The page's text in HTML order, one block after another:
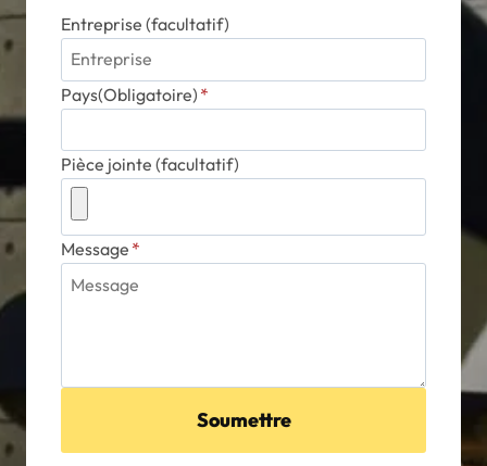
Entreprise (facultatif)
Pays(Obligatoire) *
Pièce jointe (facultatif)
Message *
Soumettre